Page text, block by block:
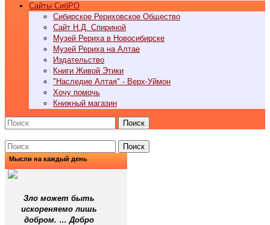
Cайты СибРО
Сибирское Рериховское Общество
Сайт Н.Д. Спириной
Музей Рериха в Новосибирске
Музей Рериха на Алтае
Издательство
Книги Живой Этики
"Наследие Алтая" - Верх-Уймон
Хочу помочь
Книжный магазин
Поиск
Поиск
Мысли на каждый день
Зло может быть
искореняемо лишь
добром. … Добро